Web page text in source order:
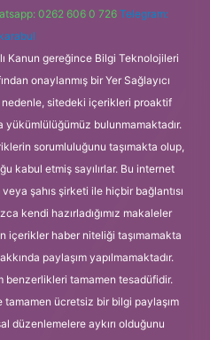
0262 606 0 726 Telegram:
Kanun gereğince Bilgi Teknolojileri
onaylanmış bir Yer Sağlayıcı
sitedeki içerikleri proaktif
yükümlülüğümüz bulunmamaktadır.
sorumluluğunu taşımakta olup,
kabul etmiş sayılırlar. Bu internet
şahıs şirketi ile hiçbir bağlantısı
kendi hazırladığımız makaleler
içerikler haber niteliği taşımamakta
paylaşım yapılmamaktadır.
benzerlikleri tamamen tesadüfidir.
tamamen ücretsiz bir bilgi paylaşım
düzenlemelere aykırı olduğunu